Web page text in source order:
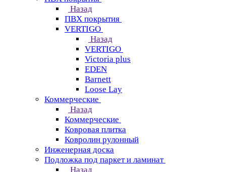
Назад
ПВХ покрытия
VERTIGO
Назад
VERTIGO
Victoria plus
EDEN
Barnett
Loose Lay
Коммерческие
Назад
Коммерческие
Ковровая плитка
Ковролин рулонный
Инженерная доска
Подложка под паркет и ламинат
Назад